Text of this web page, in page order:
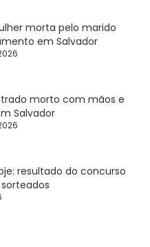
morta pelo marido
em Salvador
morto com mãos e
Salvador
resultado do concurso